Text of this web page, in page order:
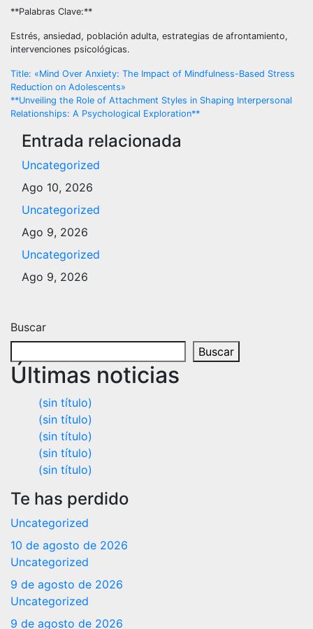
**Palabras Clave:**
Estrés, ansiedad, población adulta, estrategias de afrontamiento,
intervenciones psicológicas.
Navegación
de
entradas
Title: «Mind Over Anxiety: The Impact of Mindfulness-Based Stress
Reduction on Adolescents»
**Unveiling the Role of Attachment Styles in Shaping Interpersonal
Relationships: A Psychological Exploration**
Entrada relacionada
Uncategorized
Ago 10, 2026
Uncategorized
Ago 9, 2026
Uncategorized
Ago 9, 2026
Buscar
Buscar
Últimas noticias
(sin título)
(sin título)
(sin título)
(sin título)
(sin título)
Te has perdido
Uncategorized
10 de agosto de 2026
Uncategorized
9 de agosto de 2026
Uncategorized
9 de agosto de 2026